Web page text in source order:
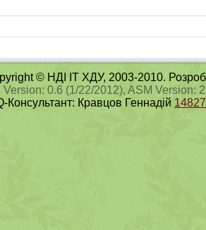
© НДІ ІТ ХДУ, 2003-2010.
Version: 0.6 (1/22/2012), ASM Version:
Консультант: Кравцов Геннадій